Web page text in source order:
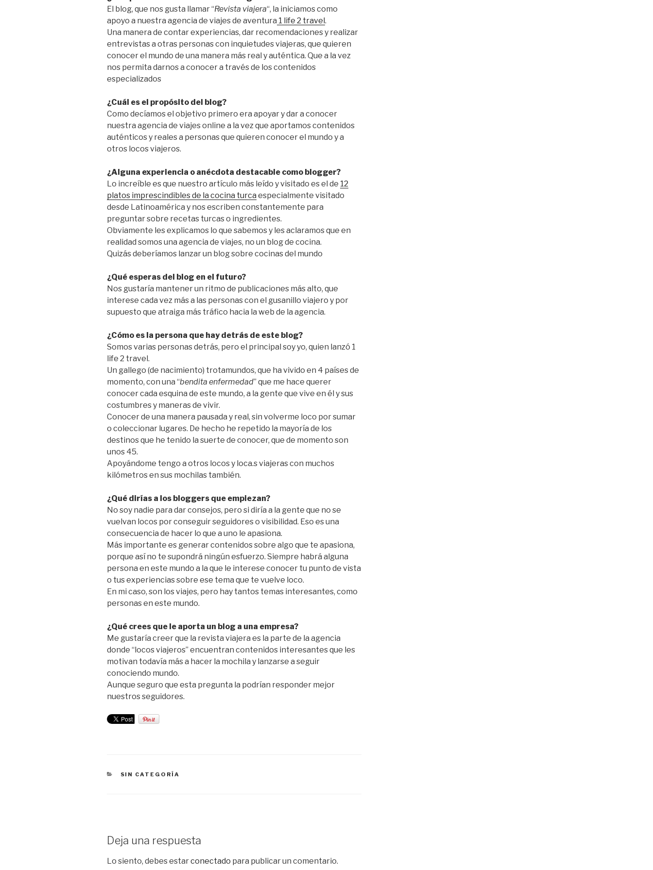
El blog, que nos gusta llamar “Revista viajera“, la iniciamos como
apoyo a nuestra agencia de viajes de aventura 1 life 2 travel.
Una manera de contar experiencias, dar recomendaciones y realizar
entrevistas a otras personas con inquietudes viajeras, que quieren
conocer el mundo de una manera más real y auténtica. Que a la vez
nos permita darnos a conocer a través de los contenidos
especializados
¿Cuál es el propósito del blog?
Como decíamos el objetivo primero era apoyar y dar a conocer
nuestra agencia de viajes online a la vez que aportamos contenidos
auténticos y reales a personas que quieren conocer el mundo y a
otros locos viajeros.
¿Alguna experiencia o anécdota destacable como blogger?
Lo increíble es que nuestro artículo más leído y visitado es el de 12
platos imprescindibles de la cocina turca especialmente visitado
desde Latinoamérica y nos escriben constantemente para
preguntar sobre recetas turcas o ingredientes.
Obviamente les explicamos lo que sabemos y les aclaramos que en
realidad somos una agencia de viajes, no un blog de cocina.
Quizás deberíamos lanzar un blog sobre cocinas del mundo
¿Qué esperas del blog en el futuro?
Nos gustaría mantener un ritmo de publicaciones más alto, que
interese cada vez más a las personas con el gusanillo viajero y por
supuesto que atraiga más tráfico hacia la web de la agencia.
¿Cómo es la persona que hay detrás de este blog?
Somos varias personas detrás, pero el principal soy yo, quien lanzó 1
life 2 travel.
Un gallego (de nacimiento) trotamundos, que ha vivido en 4 países de
momento, con una “bendita enfermedad” que me hace querer
conocer cada esquina de este mundo, a la gente que vive en él y sus
costumbres y maneras de vivir.
Conocer de una manera pausada y real, sin volverme loco por sumar
o coleccionar lugares. De hecho he repetido la mayoría de los
destinos que he tenido la suerte de conocer, que de momento son
unos 45.
Apoyándome tengo a otros locos y loca.s viajeras con muchos
kilómetros en sus mochilas también.
¿Qué dirías a los bloggers que empiezan?
No soy nadie para dar consejos, pero si diría a la gente que no se
vuelvan locos por conseguir seguidores o visibilidad. Eso es una
consecuencia de hacer lo que a uno le apasiona.
Más importante es generar contenidos sobre algo que te apasiona,
porque así no te supondrá ningún esfuerzo. Siempre habrá alguna
persona en este mundo a la que le interese conocer tu punto de vista
o tus experiencias sobre ese tema que te vuelve loco.
En mi caso, son los viajes, pero hay tantos temas interesantes, como
personas en este mundo.
¿Qué crees que le aporta un blog a una empresa?
Me gustaría creer que la revista viajera es la parte de la agencia
donde “locos viajeros” encuentran contenidos interesantes que les
motivan todavía más a hacer la mochila y lanzarse a seguir
conociendo mundo.
Aunque seguro que esta pregunta la podrían responder mejor
nuestros seguidores.
CATEGORÍAS
SIN CATEGORÍA
Deja una respuesta
Lo siento, debes estarconectado para publicar un comentario.